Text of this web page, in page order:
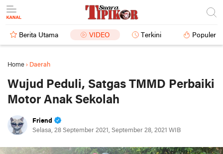
Berita Utama VIDEO Terkini Populer
Home › Daerah
Wujud Peduli, Satgas TMMD Perbaiki
Motor Anak Sekolah
Friend
Selasa, 28 September 2021, September 28, 2021 WIB